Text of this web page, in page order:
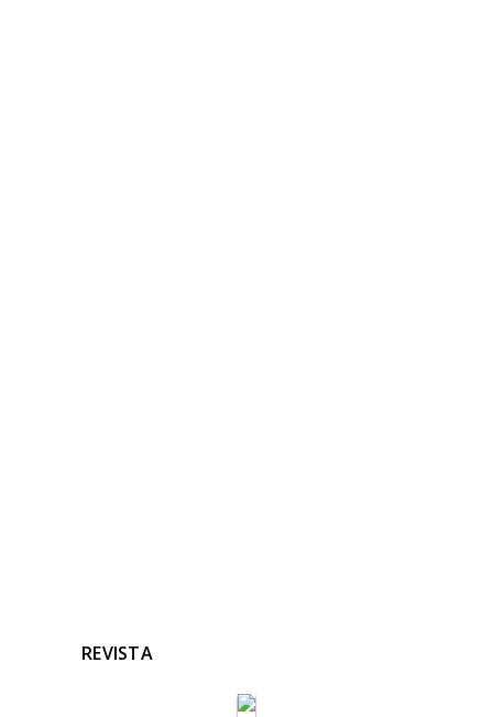
REVISTA